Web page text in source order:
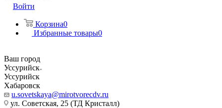
Войти
Корзина0
Избранные товары0
Ваш город
Уссурийск
Уссурийск
Хабаровск
u.sovetskaya@mirotvorecdv.ru
ул. Советская, 25 (ТД Кристалл)